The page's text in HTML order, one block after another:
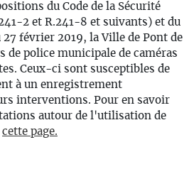
du Code de la Sécurité
2 et R.241-8 et suivants) et du
février 2019, la Ville de Pont de
de police municipale de caméras
Ceux-ci sont susceptibles de
à un enregistrement
interventions. Pour en savoir
autour de l'utilisation de
cette page.